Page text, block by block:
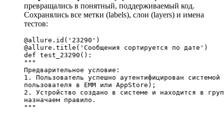
превращались в понятный, поддерживаемый код.
Сохранялись все метки (labels), слои (layers) и имена
тестов:
@allure.id( '23290' )
@allure.title( 'Сообщения сортируется по дате' )
def test_23290
"""
Предварительное условие:
1. Пользователь успешно аутентифицирован системой
пользователя в EMM или AppStore);
2. Устройство создано в системе и находится в
назначаем правило.
"""